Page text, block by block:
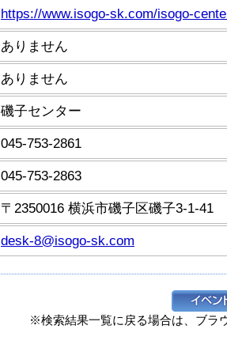
https://www.isogo-sk.com/isogo-
ありません
ありません
磯子センター
045-753-2861
045-753-2863
〒2350016 横浜市磯子区磯子3-1-41
desk-8@isogo-sk.com
※検索結果一覧に戻る場合は、ブラ